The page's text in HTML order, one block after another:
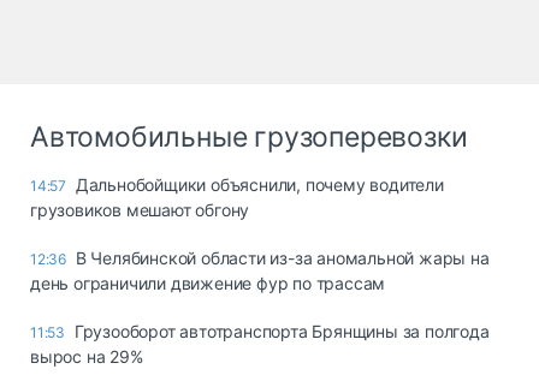
Автомобильные грузоперевозки
14:57
Дальнобойщики объяснили, почему водители
грузовиков мешают обгону
12:36 В Челябинской области из-за аномальной жары на
день ограничили движение фур по трассам
11:53
Грузооборот автотранспорта Брянщины за полгода
вырос на 29%